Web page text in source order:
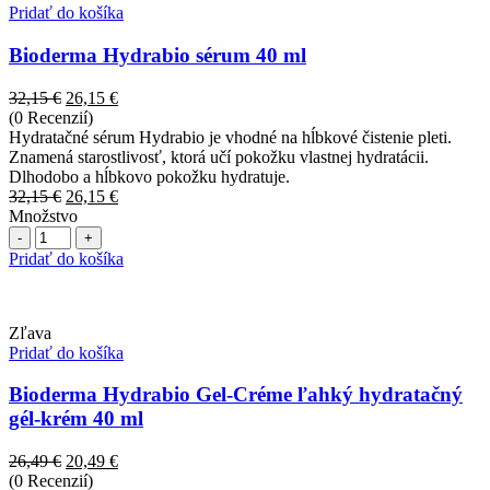
Pridať do košíka
Bioderma Hydrabio sérum 40 ml
32,15€ Pôvodná
cena
bola:
32,15 €.
26,15 €Aktuálna
je:
26,15 €.
(0 Recenzií)
Hydratačné sérum Hydrabio je vhodné na hĺbkové čistenie pleti.
Znamená starostlivosť, ktorá učí pokožku vlastnej hydratácii.
Dlhodobo a hĺbkovo pokožku hydratuje.
32,15€ Pôvodná
cena
bola:
32,15 €.
26,15 €Aktuálna
26,15 €.
Množstvo
Počet
Pridať do košíka
Zľava
Pridať do košíka
Bioderma Hydrabio Gel-Créme ľahký hydratačný
gél-krém 40 ml
26,49€ Pôvodná
cena
20,49 €Aktuálna
(0 Recenzií)